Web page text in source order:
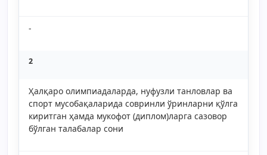
-
2
Ҳалқаро олимпиадаларда, нуфузли танловлар ва
спорт мусобақаларида совринли ўринларни қўлга
киритган ҳамда мукофот (диплом)ларга сазовор
бўлган талабалар сони